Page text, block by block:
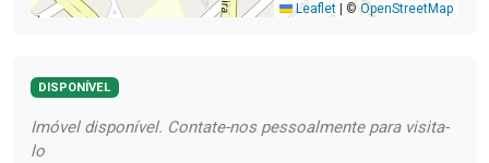
Leaflet ©OpenStreetMap
DISPONÍVEL
Imóvel disponível. Contate-nos pessoalmente para visita-
lo